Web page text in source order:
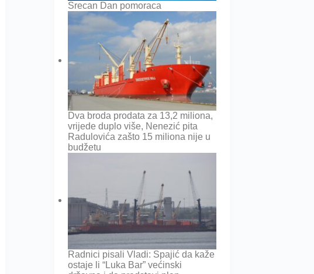
Srecan Dan pomoraca
Dva broda prodata za 13,2 miliona,
vrijede duplo više, Nenezić pita
Radulovića zašto 15 miliona nije u
budžetu
Radnici pisali Vladi: Spajić da kaže
ostaje li “Luka Bar” većinski